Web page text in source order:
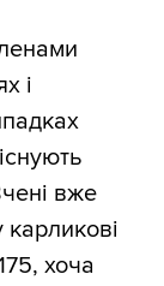
і
вже
хоча